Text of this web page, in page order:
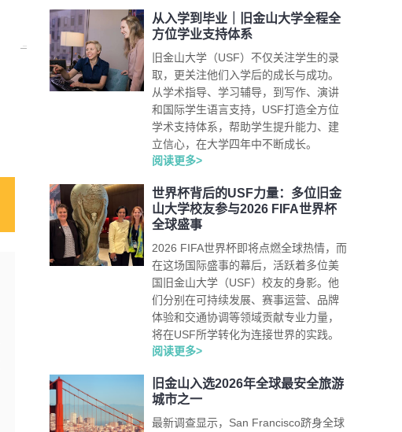
从入学到毕业｜旧金山大学全程全
方位学业支持体系
旧金山大学（USF）不仅关注学生的录
取，更关注他们入学后的成长与成功。
从学术指导、学习辅导，到写作、演讲
和国际学生语言支持，USF打造全方位
学术支持体系，帮助学生提升能力、建
立信心，在大学四年中不断成长。
阅读更多>
世界杯背后的USF力量：多位旧金
山大学校友参与2026 FIFA世界杯
全球盛事
2026 FIFA世界杯即将点燃全球热情，而
在这场国际盛事的幕后，活跃着多位美
国旧金山大学（USF）校友的身影。他
们分别在可持续发展、赛事运营、品牌
体验和交通协调等领域贡献专业力量，
将在USF所学转化为连接世界的实践。
阅读更多>
旧金山入选2026年全球最安全旅游
城市之一
最新调查显示，San Francisco跻身全球